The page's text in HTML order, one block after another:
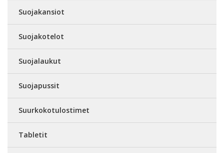
Suojakansiot
Suojakotelot
Suojalaukut
Suojapussit
Suurkokotulostimet
Tabletit